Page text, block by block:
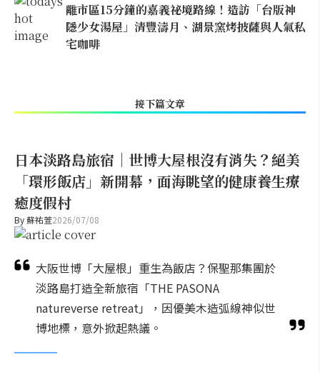
離市區15分鐘的嘉義祕境路線！造訪「台版神
隱少女湯屋」清豐濤月、湖景窯烤披薩與人氣私
宅咖啡
接下篇文章
日本淡路島旅宿｜世博大屋根沒有消失？絕美
「環形飯店」新開幕，面海眺望的健康養生療
癒度假村
By蘇祐萱2026/07/08
大阪世博「大屋根」重生為飯店？保聖那集團於
淡路島打造全新旅宿「THE PASONA
natureverse retreat」，因優美木造弧線神似世
博地標，意外掀起熱議。